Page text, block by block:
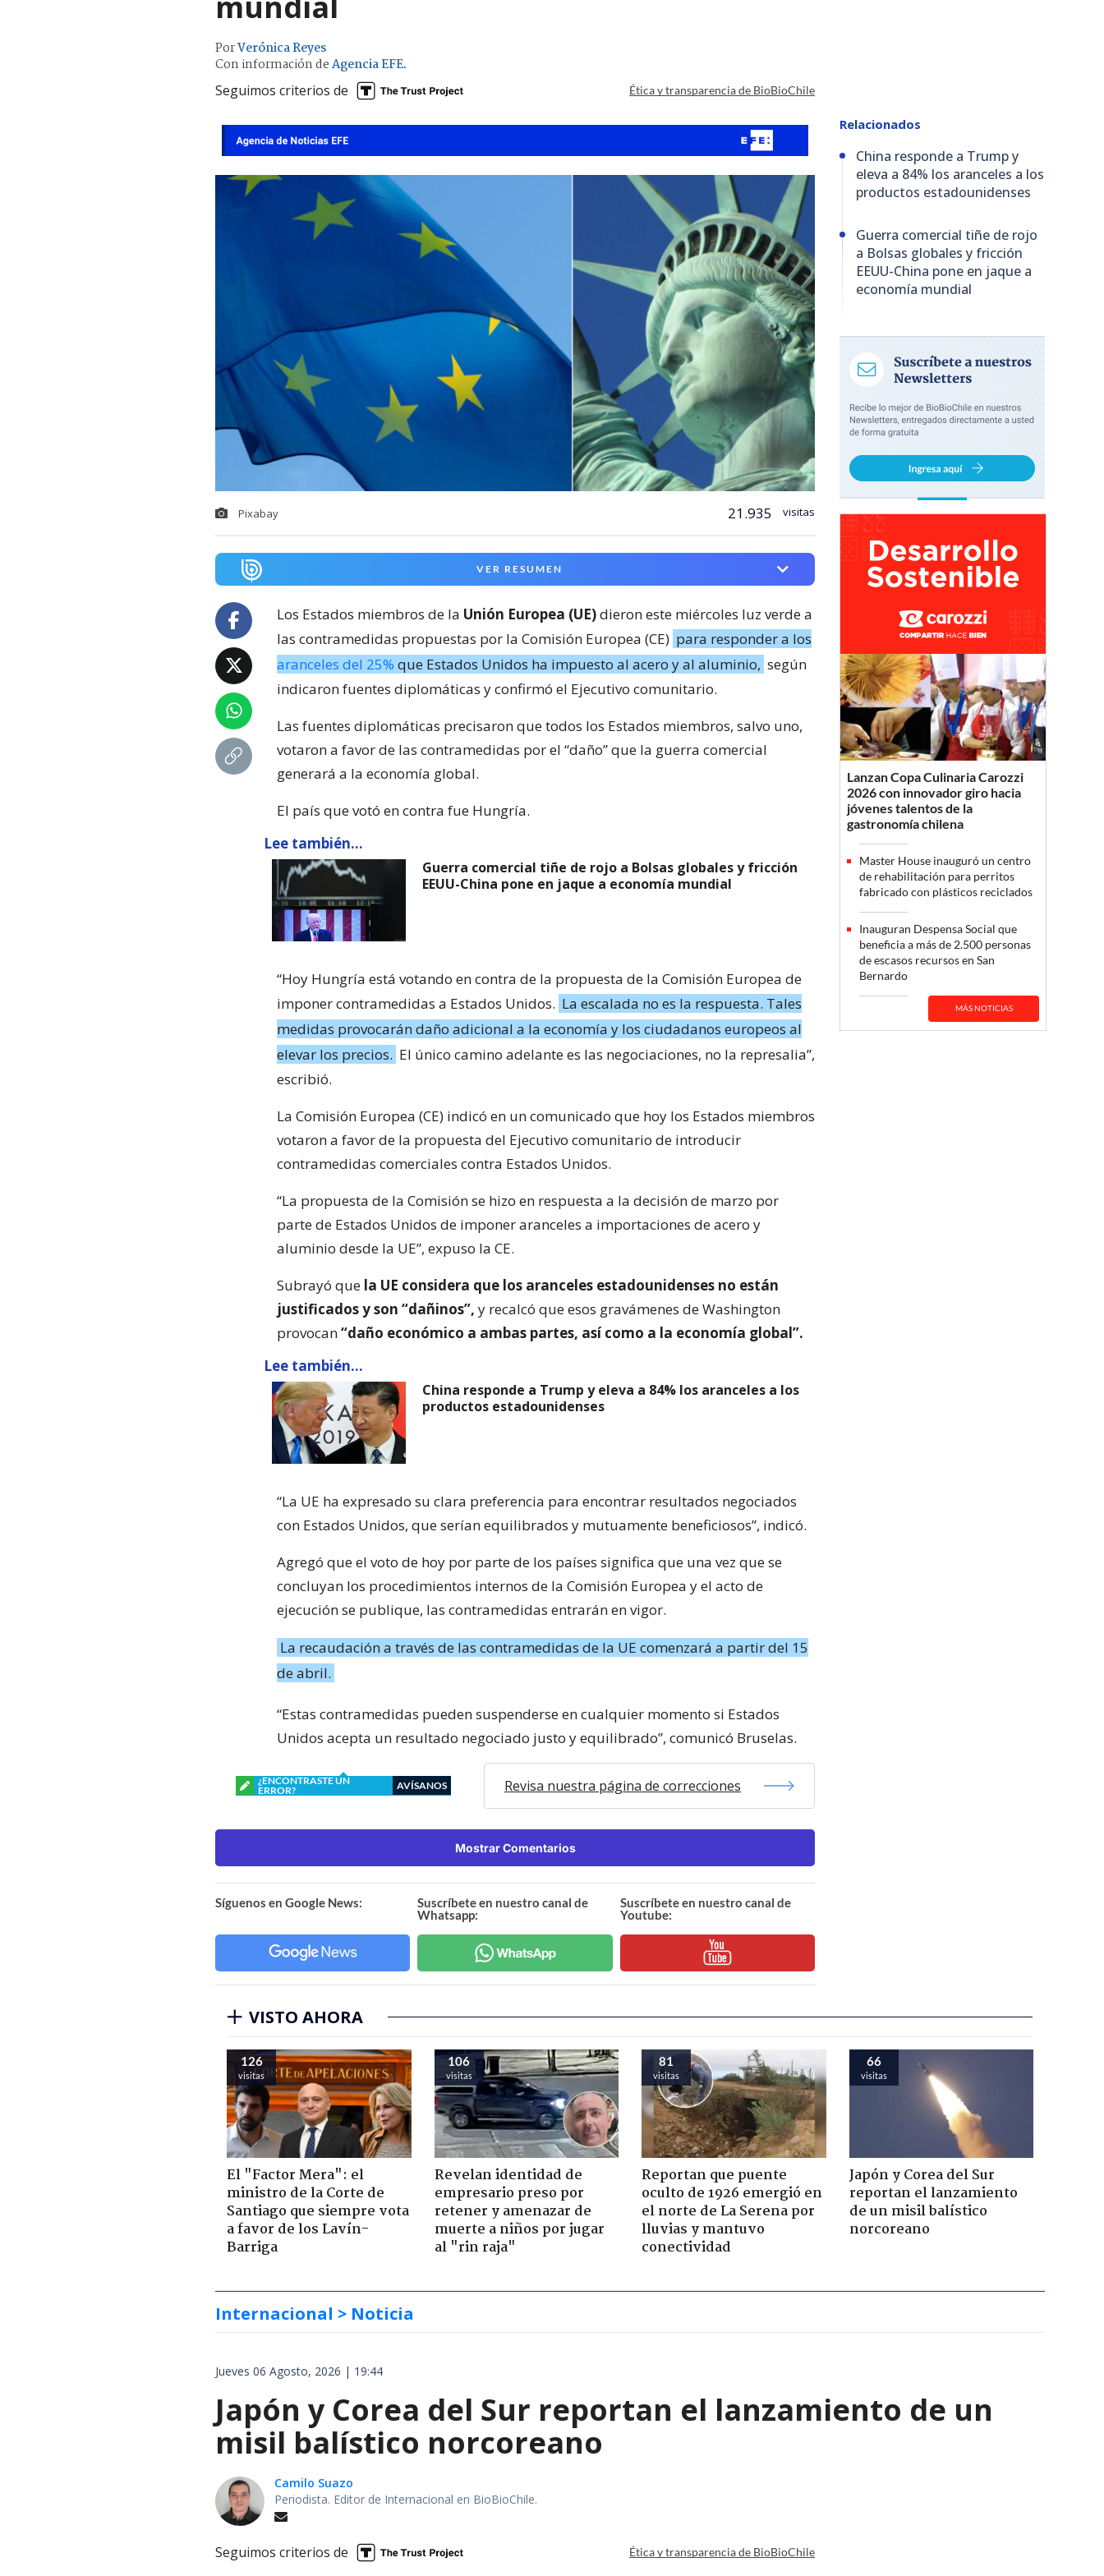
PorVerónica Reyes
Con información deAgencia EFE.
Seguimos criterios de Ética y transparencia de BioBioChile
Pixabay 21.935 visitas
VER RESUMEN
Los Estados miembros de la Unión Europea (UE)dieron este miércoles luz verde a
las contramedidas propuestas por la Comisión Europea (CE) para responder a los
aranceles del 25% que Estados Unidos ha impuesto al acero y al aluminio, según
indicaron fuentes diplomáticas y confirmó el Ejecutivo comunitario.
Las fuentes diplomáticas precisaron que todos los Estados miembros, salvo uno,
votaron a favor de las contramedidas por el “daño” que la guerra comercial
generará a la economía global.
El país que votó en contra fue Hungría.
Lee también...
Guerra comercial tiñe de rojo a Bolsas globales y fricción
EEUU-China pone en jaque a economía mundial
“Hoy Hungría está votando en contra de la propuesta de la Comisión Europea de
imponer contramedidas a Estados Unidos. La escalada no es la respuesta. Tales
medidas provocarán daño adicional a la economía y los ciudadanos europeos al
elevar los precios. El único camino adelante es las negociaciones, no la represalia”,
escribió.
La Comisión Europea (CE) indicó en un comunicado que hoy los Estados miembros
votaron a favor de la propuesta del Ejecutivo comunitario de introducir
contramedidas comerciales contra Estados Unidos.
“La propuesta de la Comisión se hizo en respuesta a la decisión de marzo por
parte de Estados Unidos de imponer aranceles a importaciones de acero y
aluminio desde la UE”, expuso la CE.
Subrayó que la UE considera que los aranceles estadounidenses no están
justificados y son “dañinos”, y recalcó que esos gravámenes de Washington
provocan“daño económico a ambas partes, así como a la economía global”.
Lee también...
China responde a Trump y eleva a 84% los aranceles a los
productos estadounidenses
“La UE ha expresado su clara preferencia para encontrar resultados negociados
con Estados Unidos, que serían equilibrados y mutuamente beneficiosos”, indicó.
Agregó que el voto de hoy por parte de los países significa que una vez que se
concluyan los procedimientos internos de la Comisión Europea y el acto de
ejecución se publique, las contramedidas entrarán en vigor.
La recaudación a través de las contramedidas de la UE comenzará a partir del 15
de abril.
“Estas contramedidas pueden suspenderse en cualquier momento si Estados
Unidos acepta un resultado negociado justo y equilibrado”, comunicó Bruselas.
¿ENCONTRASTE UN
ERROR?
AVÍSANOS Revisa nuestra página de correcciones
Mostrar Comentarios
Síguenos en Google News:
Suscríbete en nuestro canal de
Whatsapp:
Suscríbete en nuestro canal de
Youtube:
Relacionados
China responde a Trump y
eleva a 84% los aranceles a los
productos estadounidenses
Guerra comercial tiñe de rojo
a Bolsas globales y fricción
EEUU-China pone en jaque a
economía mundial
Lanzan Copa Culinaria Carozzi
2026 con innovador giro hacia
jóvenes talentos de la
gastronomía chilena
Master House inauguró un centro
de rehabilitación para perritos
fabricado con plásticos reciclados
Inauguran Despensa Social que
beneficia a más de 2.500 personas
de escasos recursos en San
Bernardo
MÁS NOTICIAS
VISTO AHORA
126
visitas
El "Factor Mera": el
ministro de la Corte de
Santiago que siempre vota
a favor de los Lavín-
Barriga
106
visitas
Revelan identidad de
empresario preso por
retener y amenazar de
muerte a niños por jugar
al "rin raja"
81
visitas
Reportan que puente
oculto de 1926 emergió en
el norte de La Serena por
lluvias y mantuvo
conectividad
66
visitas
Japón y Corea del Sur
reportan el lanzamiento
de un misil balístico
norcoreano
Internacional > Noticia
Jueves 06 Agosto, 2026 | 19:44
Japón y Corea del Sur reportan el lanzamiento de un
misil balístico norcoreano
Camilo Suazo
Periodista. Editor de Internacional en BioBioChile.
Seguimos criterios de Ética y transparencia de BioBioChile